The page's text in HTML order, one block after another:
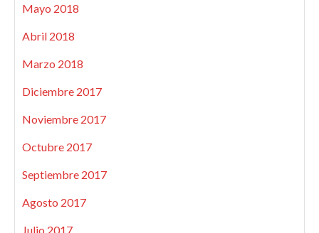
Mayo 2018
Abril 2018
Marzo 2018
Diciembre 2017
Noviembre 2017
Octubre 2017
Septiembre 2017
Agosto 2017
Julio 2017